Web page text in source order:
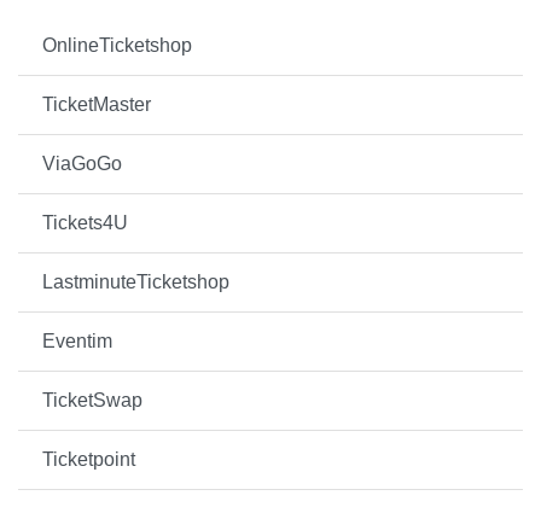
OnlineTicketshop
TicketMaster
ViaGoGo
Tickets4U
LastminuteTicketshop
Eventim
TicketSwap
Ticketpoint